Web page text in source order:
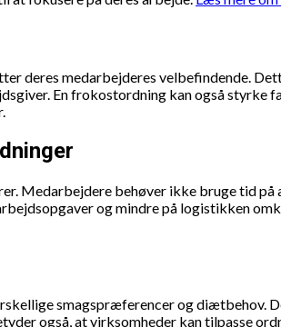
deres medarbejderes velbefindende.
En frokostordning kan også styrke
Medarbejdere behøver ikke bruge tid
og mindre på logistikken
smagspræferencer og diætbehov.
også, at virksomheder kan tilpasse